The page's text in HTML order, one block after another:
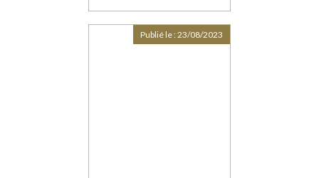
Publié le :23/08/2023